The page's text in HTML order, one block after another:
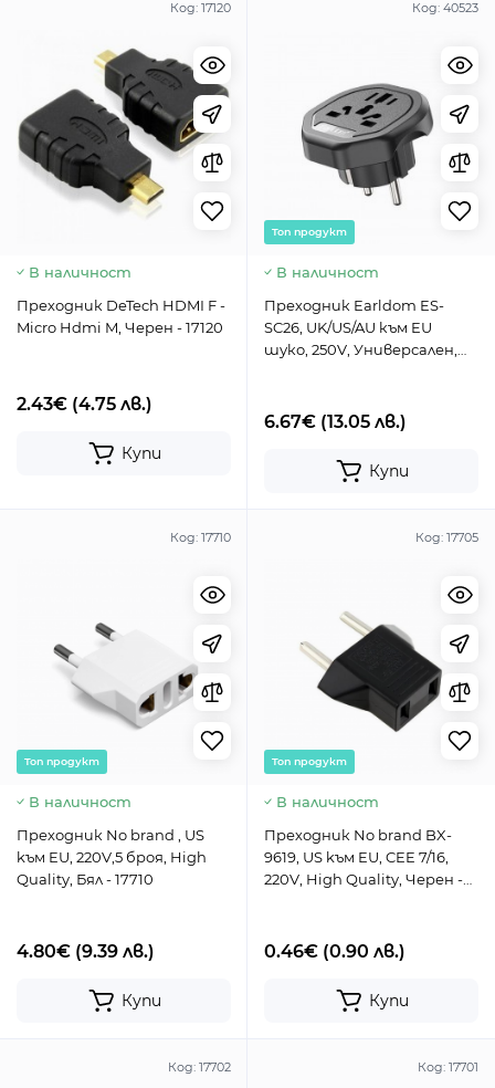
Код: 17120
В наличност
Преходник DeTech HDMI F -
Micro Hdmi M, Черен - 17120
2.43€ (4.75 лв.)
Купи
Код: 40523
Toп продукт
В наличност
Преходник Earldom ES-
SC26, UK/US/AU към EU
шуко, 250V, Универсален,
6.67€ (13.05 лв.)
Купи
Код: 17710
Toп продукт
В наличност
Преходник No brand , US
kъм EU, 220V,5 броя, High
Quality, Бял - 17710
4.80€ (9.39 лв.)
Купи
Код: 17705
Toп продукт
В наличност
Преходник No brand BX-
9619, US kъм EU, CEE 7/16,
220V, High Quality, Черен -
0.46€ (0.90 лв.)
Купи
Код: 17702 Код: 17701